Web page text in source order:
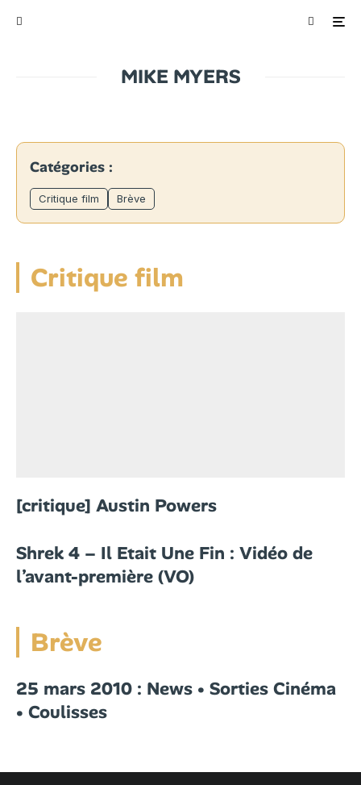
MIKE MYERS
Catégories :
Critique film Brève
Critique film
[critique] Austin Powers
Shrek 4 – Il Etait Une Fin : Vidéo de
l’avant-première (VO)
Brève
25 mars 2010 : News • Sorties Cinéma
• Coulisses